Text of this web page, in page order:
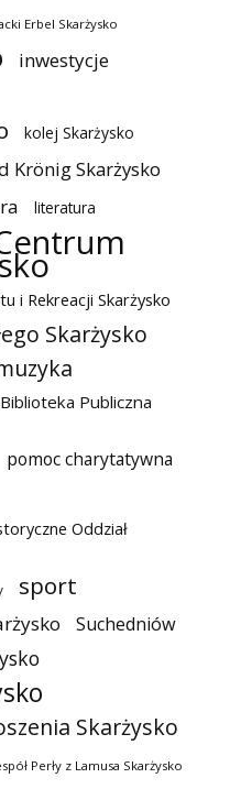
Erbel Skarżysko
inwestycje
kolej Skarżysko
Krönig Skarżysko
literatura
i Rekreacji Skarżysko
Skarżysko
Publiczna
pomoc charytatywna
Oddział
sport
Suchedniów
Skarżysko
Perły z Lamusa Skarżysko